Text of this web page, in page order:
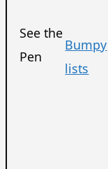
See the
Pen
Bumpy
lists